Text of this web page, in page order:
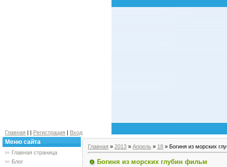
Главная | | Регистрация | Вход
Меню сайта
Главная страница
Блог
Главная » 2013 » Апрель » 18 » Богиня из морских
Богиня из морских глубин фильм